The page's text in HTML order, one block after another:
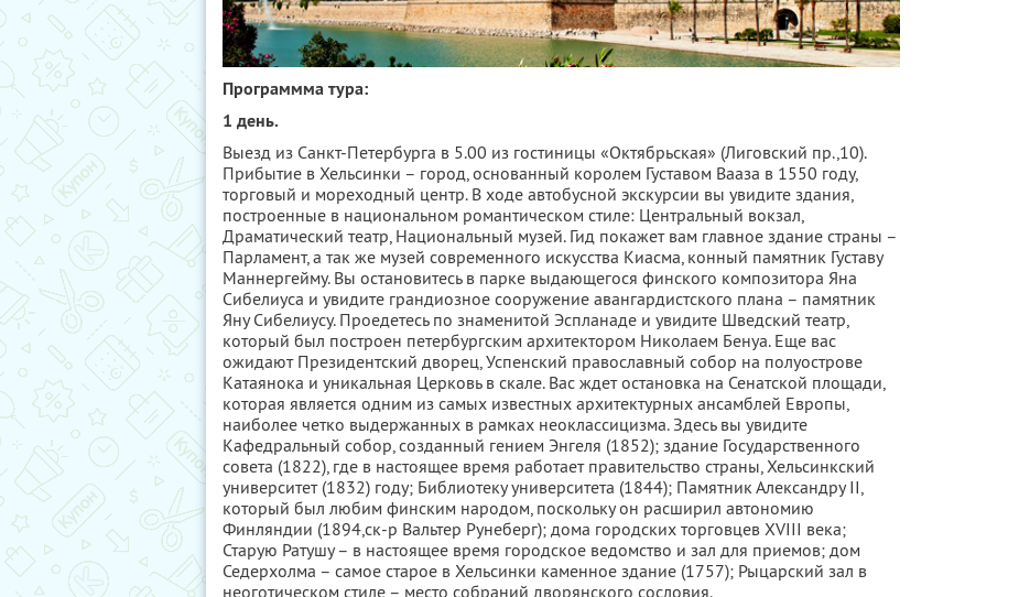
Программма тура:
1 день.
Выезд из Санкт-Петербурга в 5.00 из гостиницы «Октябрьская» (Лиговский пр.,10).
Прибытие в Хельсинки – город, основанный королем Густавом Вааза в 1550 году,
торговый и мореходный центр. В ходе автобусной экскурсии вы увидите здания,
построенные в национальном романтическом стиле: Центральный вокзал,
Драматический театр, Национальный музей. Гид покажет вам главное здание страны –
Парламент, а так же музей современного искусства Киасма, конный памятник Густаву
Маннергейму. Вы остановитесь в парке выдающегося финского композитора Яна
Сибелиуса и увидите грандиозное сооружение авангардистского плана – памятник
Яну Сибелиусу. Проедетесь по знаменитой Эспланаде и увидите Шведский театр,
который был построен петербургским архитектором Николаем Бенуа. Еще вас
ожидают Президентский дворец, Успенский православный собор на полуострове
Катаянока и уникальная Церковь в скале. Вас ждет остановка на Сенатской площади,
которая является одним из самых известных архитектурных ансамблей Европы,
наиболее четко выдержанных в рамках неоклассицизма. Здесь вы увидите
Кафедральный собор, созданный гением Энгеля (1852); здание Государственного
совета (1822), где в настоящее время работает правительство страны, Хельсинкский
университет (1832) году; Библиотеку университета (1844); Памятник Александру II,
который был любим финским народом, поскольку он расширил автономию
Финляндии (1894,ск-р Вальтер Рунеберг); дома городских торговцев XVIII века;
Старую Ратушу – в настоящее время городское ведомство и зал для приемов; дом
Седерхолма – самое старое в Хельсинки каменное здание (1757); Рыцарский зал в
неоготическом стиле – место собраний дворянского сословия.